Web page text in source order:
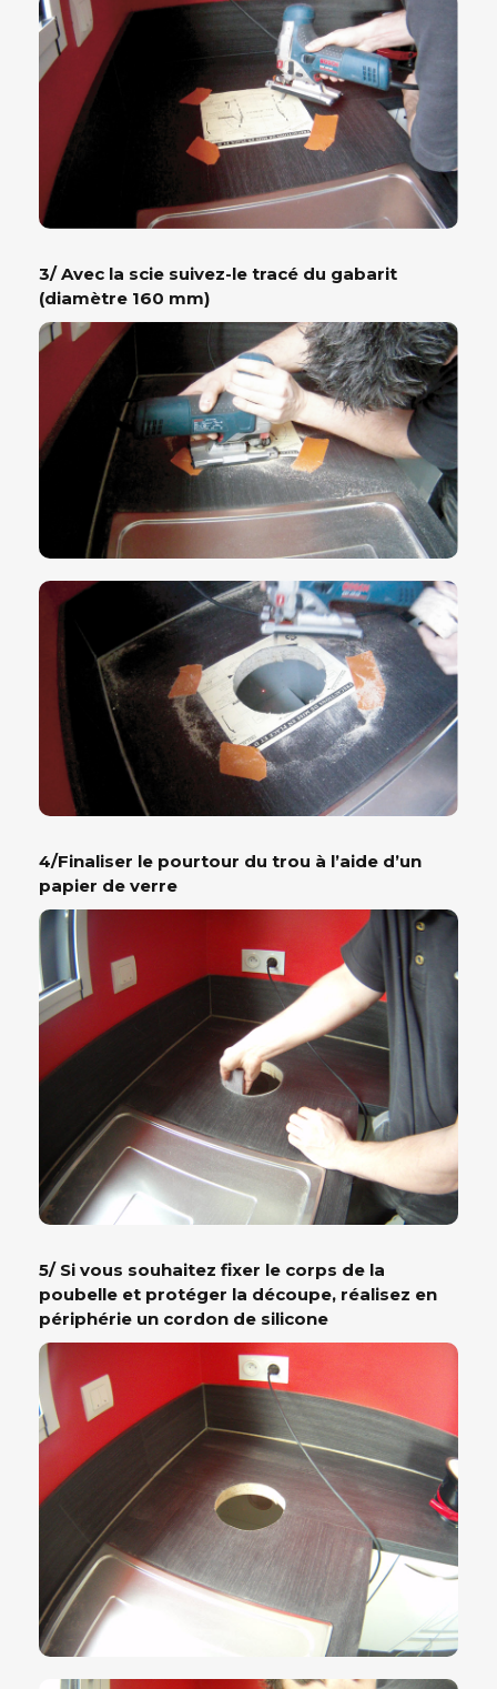
3/ Avec la scie suivez-le tracé du gabarit
(diamètre 160 mm)
4/Finaliser le pourtour du trou à l’aide d’un
papier de verre
5/ Si vous souhaitez fixer le corps de la
poubelle et protéger la découpe, réalisez en
périphérie un cordon de silicone